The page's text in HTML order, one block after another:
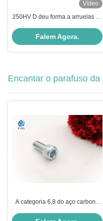
Vídeo
250HV D deu forma a arruelas de
prendedores mecânicos
Falem Agora.
Encantar o parafuso da
A categoria 6,8 do aço carbono
parafuso chapeou a linha de